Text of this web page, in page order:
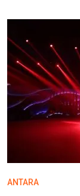
ANTARA